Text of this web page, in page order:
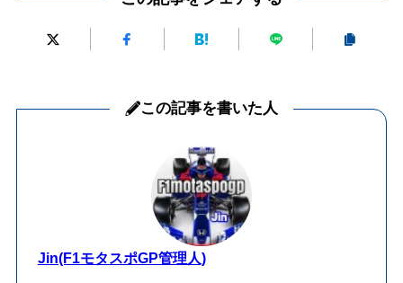
この記事を書いた人
Jin(F1モタスポGP管理人)